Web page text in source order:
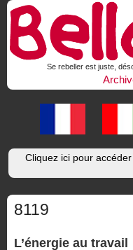
Se rebeller est juste,
Cliquez ici pour
8119
L’énergie au travail